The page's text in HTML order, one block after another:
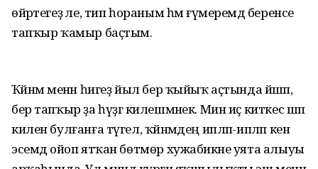
өйрәтегеҙ әле, тип һо­раным һәм ғүмеремдә беренсе
тап­ҡыр ҡамыр баҫтым.
Ҡәйнәм менән һигеҙ йыл бер ҡы­йыҡ аҫтында йәшәп,
бер тапҡыр ҙа һүҙгә килешмәнек. Мин иҫ киткес шәп
килен булғанға түгел, ҡәйнәмдең ипләп-ипләп кенә
эсемдә ойоп ятҡан бөтмөр хужабикәне уята алыуы